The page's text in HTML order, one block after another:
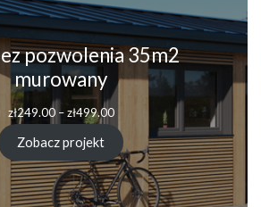
pozwolenia 35m2
murowany
zł249.00 – zł499.00
Zobacz projekt